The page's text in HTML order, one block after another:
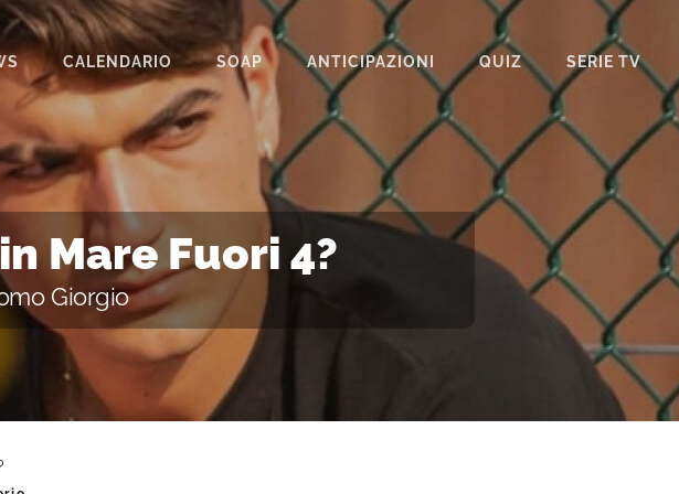
CALENDARIO SOAP
IL PARADISO DELLE SIGNORE
LA PROMESSA
SEGRETI DI FAMIGLIA
TEMPESTA D’AMORE
UN POSTO AL SOLE
ANTICIPAZIONI QUIZ SERIE TV
Mare Fuori 4?
Giorgio